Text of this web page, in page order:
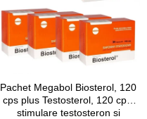
Pachet Megabol Biosterol, 120
cps plus Testosterol, 120 cps,
stimulare testosteron si